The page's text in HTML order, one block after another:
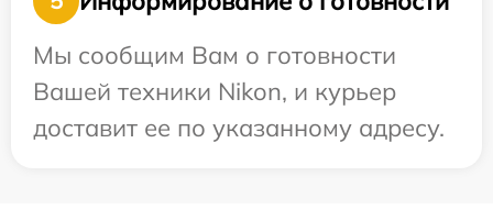
Мы сообщим Вам о готовности
Вашей техники Nikon, и курьер
доставит ее по указанному адресу.